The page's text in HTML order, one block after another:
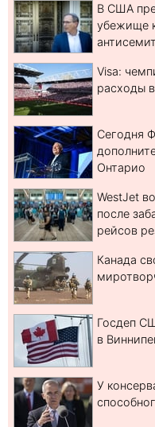
В США
убежище
Visa:
расходы
Сегодня
Онтарио
WestJet
после
рейсов
Канада
Госдеп
в
У